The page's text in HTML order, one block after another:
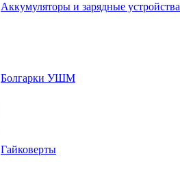
Аккумуляторы и зарядные устройства
Болгарки УШМ
Гайковерты